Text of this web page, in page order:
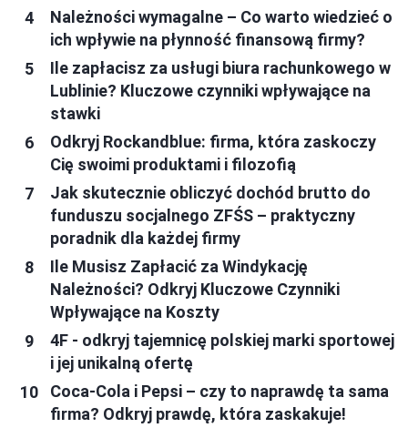
Należności wymagalne – Co warto wiedzieć o
ich wpływie na płynność finansową firmy?
Ile zapłacisz za usługi biura rachunkowego w
Lublinie? Kluczowe czynniki wpływające na
stawki
Odkryj Rockandblue: firma, która zaskoczy
Cię swoimi produktami i filozofią
Jak skutecznie obliczyć dochód brutto do
funduszu socjalnego ZFŚS – praktyczny
poradnik dla każdej firmy
Ile Musisz Zapłacić za Windykację
Należności? Odkryj Kluczowe Czynniki
Wpływające na Koszty
4F - odkryj tajemnicę polskiej marki sportowej
i jej unikalną ofertę
Coca-Cola i Pepsi – czy to naprawdę ta sama
firma? Odkryj prawdę, która zaskakuje!